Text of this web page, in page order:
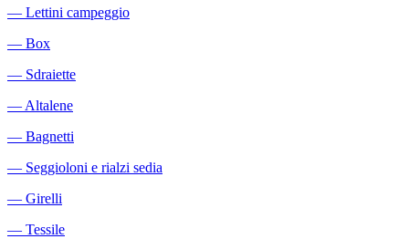
― Lettini campeggio
― Box
― Sdraiette
―Altalene
― Bagnetti
― Seggioloni e rialzi sedia
― Girelli
― Tessile